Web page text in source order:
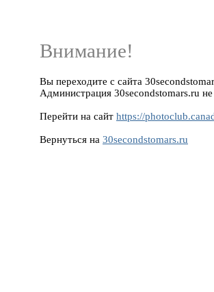
Внимание!
Вы переходите с сайта
Администрация 30secondstomars.ru не
Перейти на сайт https://
Вернуться на 30secondstomars.ru